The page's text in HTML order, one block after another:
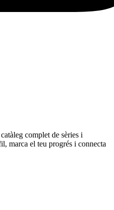
complet de sèries i
marca el teu progrés i connecta